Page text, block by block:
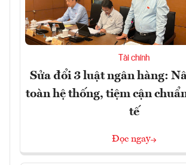
Tài chính
Sửa đổi 3 luật ngân hàng:
toàn hệ thống, tiệm cận
tế
Đọc ngay